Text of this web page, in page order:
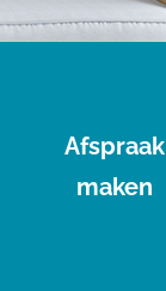
Afspraak
maken